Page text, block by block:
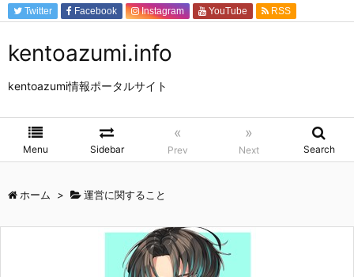
kentoazumi.info
kentoazumi情報ポータルサイト
Menu Sidebar
«
Prev
»
Next Search
Twitter Facebook Instagram YouTube
RSS
ホーム > 運営に関すること